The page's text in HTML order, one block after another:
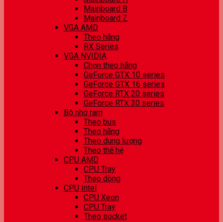
Mainboard B
Mainboard Z
VGA AMD
Theo hãng
RX Series
VGA NVIDIA
Chọn theo hãng
GeForce GTX 10 series
GeForce GTX 16 series
GeForce RTX 20 series
GeForce RTX 30 series
Bộ nhớ ram
Theo bus
Theo hãng
Theo dung lượng
Theo thế hệ
CPU AMD
CPU Tray
Theo dòng
CPU Intel
CPU Xeon
CPU Tray
Theo socket